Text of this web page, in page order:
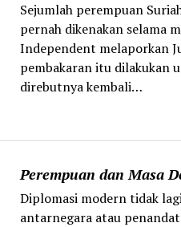
Perempuan dan Masa
Diplomasi modern tidak
antarnegara atau
Sejumlah perempuan
pernah dikenakan selama
Independent melaporkan
pembakaran itu dilakukan
direbutnya kembali…